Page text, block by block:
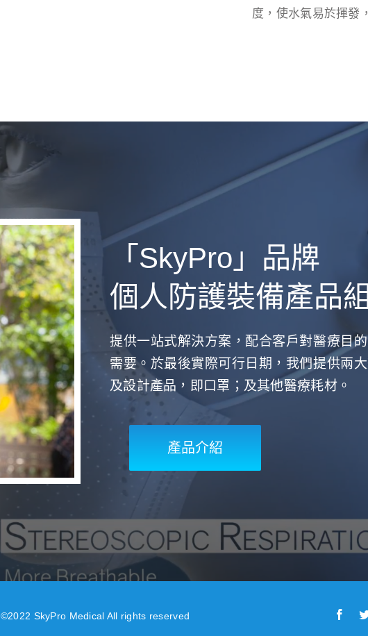
度，使水氣易於揮發
「SkyPro」品牌
個人防護裝備產品
提供一站式解決方案，配合客戶對醫療目
需要。於最後實際可行日期，我們提供兩
及設計產品，即口罩；及其他醫療耗材。
產品介紹
©2022 SkyPro Medical All rights reserved